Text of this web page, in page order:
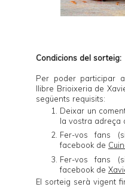
Condicions del sorteig:
Per poder participar
llibre Brioixeria de
següents requisits:
Deixar un
la vostra adreça
Fer-vos fans
facebook de
Fer-vos fans
facebook de
El sorteig serà vigent